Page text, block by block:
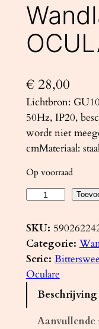
€ 28,00
Lichtbron:
50Hz, IP20,
wordt niet
cmMateriaal:
Op voorraad
n
d
l
a
SKU:
Categorie:
Serie:
Oculare
Beschrijving